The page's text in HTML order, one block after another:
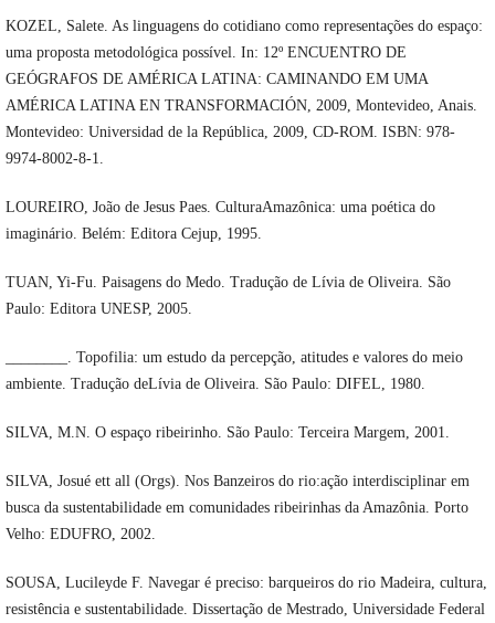
KOZEL, Salete. As linguagens do cotidiano como representações do espaço:
uma proposta metodológica possível. In: 12º ENCUENTRO DE
GEÓGRAFOS DE AMÉRICA LATINA: CAMINANDO EM UMA
AMÉRICA LATINA EN TRANSFORMACIÓN, 2009, Montevideo, Anais.
Montevideo: Universidad de la República, 2009, CD-ROM. ISBN: 978-
9974-8002-8-1.
LOUREIRO, João de Jesus Paes. CulturaAmazônica: uma poética do
imaginário. Belém: Editora Cejup, 1995.
TUAN, Yi-Fu. Paisagens do Medo. Tradução de Lívia de Oliveira. São
Paulo: Editora UNESP, 2005.
________. Topofilia: um estudo da percepção, atitudes e valores do meio
ambiente. Tradução deLívia de Oliveira. São Paulo: DIFEL, 1980.
SILVA, M.N. O espaço ribeirinho. São Paulo: Terceira Margem, 2001.
SILVA, Josué ett all (Orgs). Nos Banzeiros do rio:ação interdisciplinar em
busca da sustentabilidade em comunidades ribeirinhas da Amazônia. Porto
Velho: EDUFRO, 2002.
SOUSA, Lucileyde F. Navegar é preciso: barqueiros do rio Madeira, cultura,
resistência e sustentabilidade. Dissertação de Mestrado, Universidade Federal